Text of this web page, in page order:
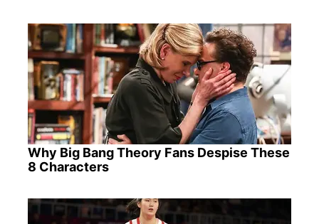
Why Big Bang Theory Fans Despise These
8 Characters